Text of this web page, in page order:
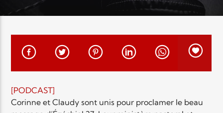
TITRE
ARTISTE
[PODCAST]
Corinne et Claudy sont unis pour proclamer le beau